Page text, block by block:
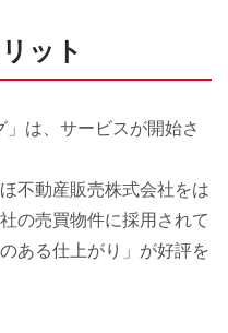
ット
」は、サービスが開始さ
不動産販売株式会社をは
の売買物件に採用されて
ある仕上がり」が好評を